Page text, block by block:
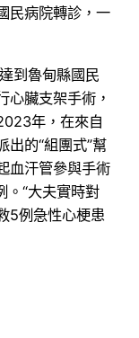
民病院轉診，一
到魯甸縣國民
心臟支架手術，
年，在來自
出的“組團式”幫
血汗管參與手術
。“大夫實時對
5例急性心梗患